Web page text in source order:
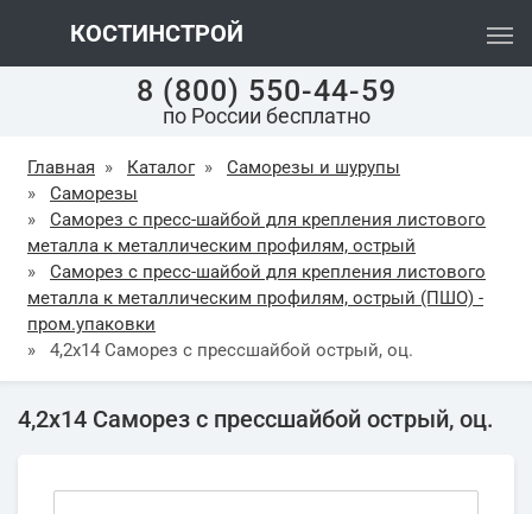
КОСТИНСТРОЙ
8 (800) 550-44-59
по России бесплатно
Главная » Каталог »
Саморезы и шурупы
»
Саморезы
»
Саморез с пресc-шайбой для крепления листового
металла к металлическим профилям, острый
»
Саморез с пресc-шайбой для крепления листового
металла к металлическим профилям, острый (ПШО) -
пром.упаковки
»
4,2х14 Саморез с прессшайбой острый, оц.
4,2х14 Саморез с прессшайбой острый, оц.